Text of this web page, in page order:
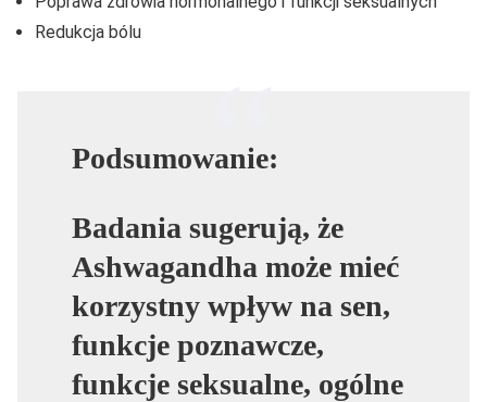
Redukcja bólu
Podsumowanie:
Badania sugerują, że
Ashwagandha może mieć
korzystny wpływ na sen,
funkcje poznawcze,
funkcje seksualne, ogólne